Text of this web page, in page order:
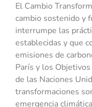
El Cambio
cambio sostenido y
interrumpe las
establecidas y que
emisiones de
París y los
de las Naciones
transformaciones
emergencia